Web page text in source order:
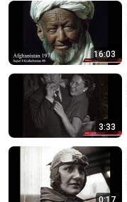
16:03
3:33
0:17